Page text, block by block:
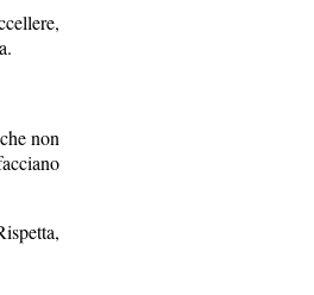
non